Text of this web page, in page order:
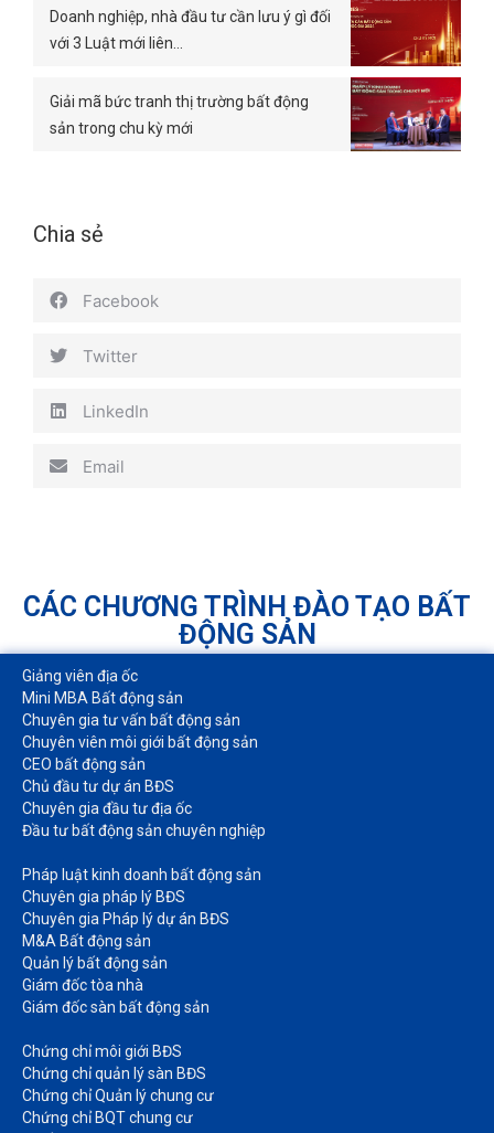
Doanh nghiệp, nhà đầu tư cần lưu ý gì đối
với 3 Luật mới liên…
Giải mã bức tranh thị trường bất động
sản trong chu kỳ mới
Chia sẻ
Facebook
Twitter
LinkedIn
Email
CÁC CHƯƠNG TRÌNH ĐÀO TẠO BẤT
ĐỘNG SẢN
Giảng viên địa ốc
Mini MBA Bất động sản
Chuyên gia tư vấn bất động sản
Chuyên viên môi giới bất động sản​
CEO bất động sản
Chủ đầu tư dự án BĐS
Chuyên gia đầu tư địa ốc​
Đầu tư bất động sản chuyên nghiệp
Pháp luật kinh doanh bất động sản​
Chuyên gia pháp lý BĐS
Chuyên gia Pháp lý dự án BĐS
M&A Bất động sản​
Quản lý bất động sản
Giám đốc tòa nhà​
Giám đốc sàn bất động sản
Chứng chỉ môi giới BĐS​
Chứng chỉ quản lý sàn BĐS
Chứng chỉ Quản lý chung cư​
Chứng chỉ BQT chung cư​